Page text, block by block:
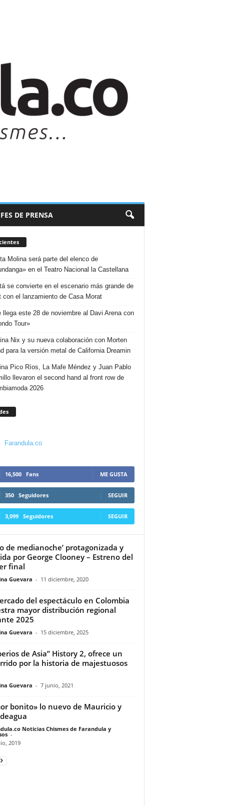
DE PRENSA
Molina será parte del elenco de
en el Teatro Nacional la Castellana
se convierte en el escenario más grande de
con el lanzamiento de Casa Morat
llega este 28 de noviembre al Davi Arena con
Tour»
Nix y su nueva colaboración con Morten
para la versión metal de California Dreamin
Pico Ríos, La Mafe Méndez y Juan Pablo
llevaron el second hand al front row de
2026
Farandula.co
16,500 Fans ME GUSTA
350 Seguidores SEGUIR
3,099 Seguidores SEGUIR
de medianoche’ protagonizada y
por George Clooney – Estreno del
final
Guevara - 11 diciembre, 2020
del espectáculo en Colombia
mayor distribución regional
2025
Guevara - 15 diciembre, 2025
de Asia” History 2, ofrece un
por la historia de majestuosos
Guevara - 7 junio, 2021
bonito» lo nuevo de Mauricio y
Noticias Chismes de Farandula y
-
2019